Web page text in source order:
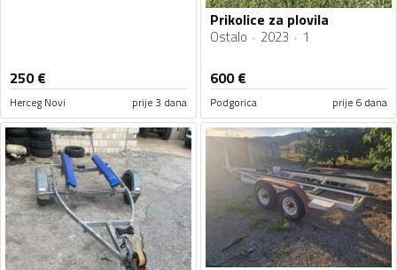
250€
Herceg Novi prije 3 dana
Prikolice za plovila
Ostalo 2023 1
600€
Podgorica prije 6 dana